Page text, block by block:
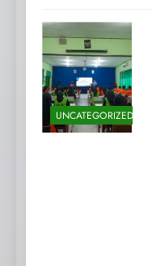
UNCATEGORIZED